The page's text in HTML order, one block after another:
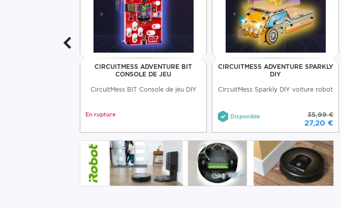
CIRCUITMESS ADVENTURE BIT
CONSOLE DE JEU
CircuitMess BIT Console de jeu DIY
En rupture
CIRCUITMESS ADVENTURE SPARKLY
DIY
CircuitMess Sparkly DIY voiture robot
Disponible 35,99 €
27,20 €